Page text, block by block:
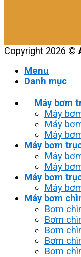
Copyright 2026 ©
Menu
Danh mục
Máy bơm
Máy
Máy
Máy
Máy bơm
Máy
Máy
Máy bơm
Máy
Máy bơm
Bơm
Bơm
Bơm
Bơm
Bơm